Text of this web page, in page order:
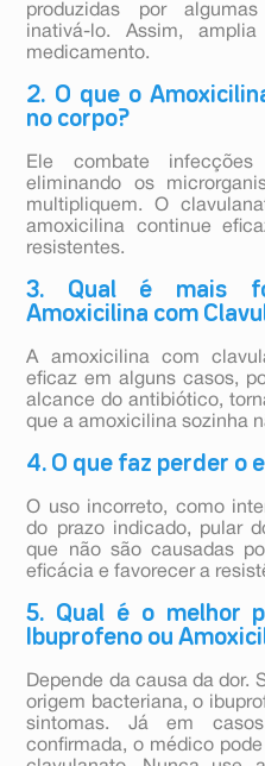
produzidas por
inativá-lo. Assim,
medicamento.
2. O que o
no corpo?
Ele combate
eliminando os
multipliquem. O
amoxicilina continue
resistentes.
3. Qual é mais
Amoxicilina com
A amoxicilina com
eficaz em alguns casos,
alcance do antibiótico,
que a amoxicilina sozinha
4. O que faz perder o
O uso incorreto, como
do prazo indicado, pular
que não são causadas
eficácia e favorecer a
5. Qual é o melhor
Ibuprofeno ou
Depende da causa da dor.
origem bacteriana, o
sintomas. Já em
confirmada, o médico